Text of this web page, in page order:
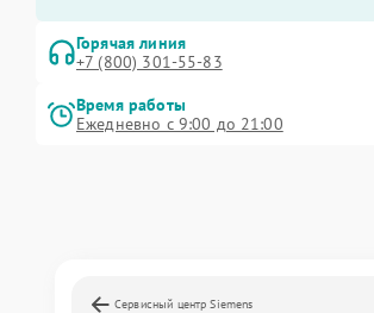
Горячая линия
+7 (800) 301-55-83
Время работы
Ежедневно с 9:00 до 21:00
Сервисный центр Siemens